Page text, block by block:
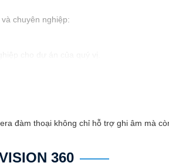
chuyên nghiệp:
an ninh video. Với các tính năng và công
đàm thoại không chỉ hỗ trợ ghi âm mà
360